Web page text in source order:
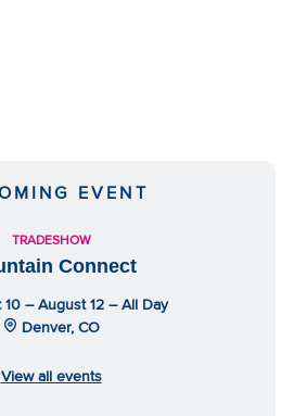
EVENT
TRADESHOW
Connect
– August 12 – All Day
Denver, CO
View all events